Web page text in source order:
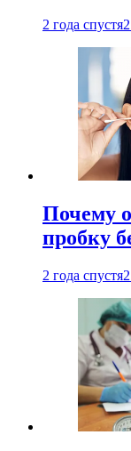
2 года спустя
Почему
пробку
2 года спустя